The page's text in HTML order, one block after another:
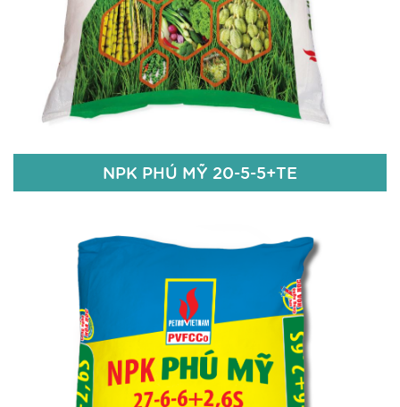
Chi tiết
NPK PHÚ MỸ 20-5-5+TE
NPK PHÚ MỸ 20-5-5+TE
20% N
5% P2O
5% K 2 O
Zn: 50 ppm; Bo: 50 ppm